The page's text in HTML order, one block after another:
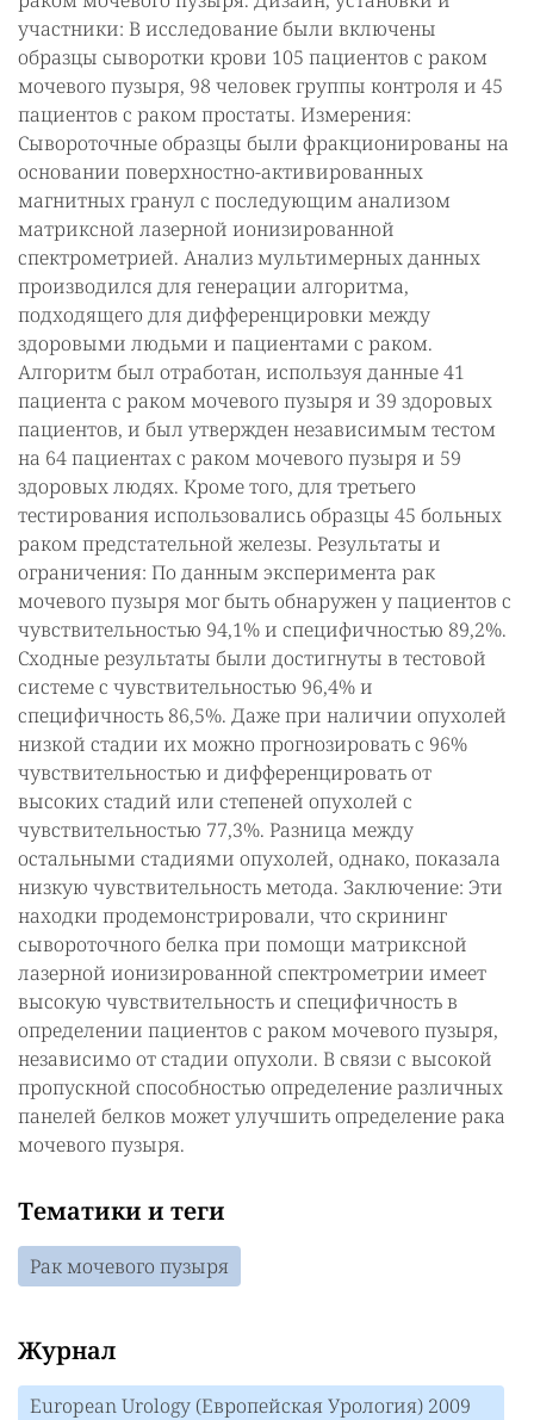
участники: В исследование были включены
образцы сыворотки крови 105 пациентов с раком
мочевого пузыря, 98 человек группы контроля и 45
пациентов с раком простаты. Измерения:
Сывороточные образцы были фракционированы на
основании поверхностно-активированных
магнитных гранул с последующим анализом
матриксной лазерной ионизированной
спектрометрией. Анализ мультимерных данных
производился для генерации алгоритма,
подходящего для дифференцировки между
здоровыми людьми и пациентами с раком.
Алгоритм был отработан, используя данные 41
пациента с раком мочевого пузыря и 39 здоровых
пациентов, и был утвержден независимым тестом
на 64 пациентах с раком мочевого пузыря и 59
здоровых людях. Кроме того, для третьего
тестирования использовались образцы 45 больных
раком предстательной железы. Результаты и
ограничения: По данным эксперимента рак
мочевого пузыря мог быть обнаружен у пациентов с
чувствительностью 94,1% и специфичностью 89,2%.
Сходные результаты были достигнуты в тестовой
системе с чувствительностью 96,4% и
специфичность 86,5%. Даже при наличии опухолей
низкой стадии их можно прогнозировать с 96%
чувствительностью и дифференцировать от
высоких стадий или степеней опухолей с
чувствительностью 77,3%. Разница между
остальными стадиями опухолей, однако, показала
низкую чувствительность метода. Заключение: Эти
находки продемонстрировали, что скрининг
сывороточного белка при помощи матриксной
лазерной ионизированной спектрометрии имеет
высокую чувствительность и специфичность в
определении пациентов с раком мочевого пузыря,
независимо от стадии опухоли. В связи с высокой
пропускной способностью определение различных
панелей белков может улучшить определение рака
мочевого пузыря.
Тематики и теги
Рак мочевого пузыря
Журнал
European Urology (Европейская Урология) 2009